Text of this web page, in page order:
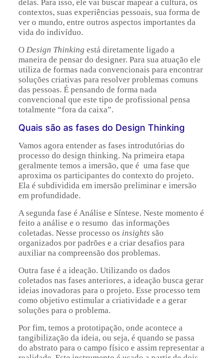
delas. Para isso, ele vai buscar mapear a cultura, os
contextos, suas experiências pessoais, sua forma de
ver o mundo, entre outros aspectos importantes da
vida do indivíduo.
O Design Thinking está diretamente ligado a
maneira de pensar do designer. Para sua atuação ele
utiliza de formas nada convencionais para encontrar
soluções criativas para resolver problemas comuns
das pessoas. É pensando de forma nada
convencional que este tipo de profissional pensa
totalmente “fora da caixa”.
Quais são as fases do Design Thinking
Vamos agora entender as fases introdutórias do
processo do design thinking. Na primeira etapa
geralmente temos a imersão, que é uma fase que
aproxima os participantes do contexto do projeto.
Ela é subdividida em imersão preliminar e imersão
em profundidade.
A segunda fase é Análise e Síntese. Neste momento é
feito a análise e o resumo das informações
coletadas. Nesse processo os insights são
organizados por padrões e a criar desafios para
auxiliar na compreensão dos problemas.
Outra fase é a ideação. Utilizando os dados
coletados nas fases anteriores, a ideação busca gerar
ideias inovadoras para o projeto. Esse processo tem
como objetivo estimular a criatividade e a gerar
soluções para o problema.
Por fim, temos a prototipação, onde acontece a
tangibilização da ideia, ou seja, é quando se passa
do abstrato para o campo físico e assim representar a